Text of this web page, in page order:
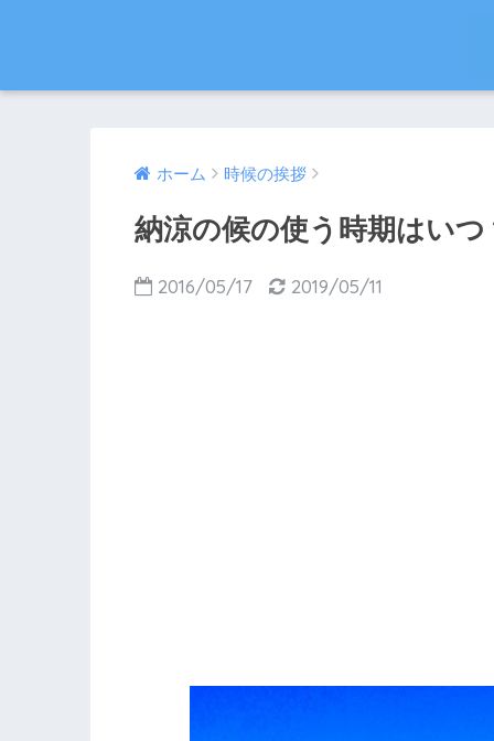
ホーム 時候の挨拶
納涼の候の使う時期はい
2016/05/17 2019/05/11